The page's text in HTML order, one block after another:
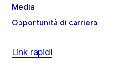
Media
Opportunità di carriera
Link rapidi